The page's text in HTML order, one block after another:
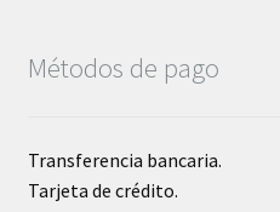
Métodos de pago
Transferencia bancaria.
Tarjeta de crédito.